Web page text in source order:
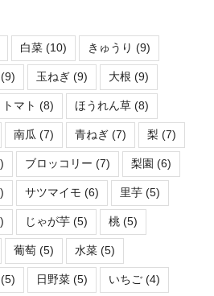
白菜 (10) きゅうり (9)
(9) 玉ねぎ (9) 大根 (9)
トマト (8) ほうれん草 (8)
南瓜 (7) 青ねぎ (7) 梨 (7)
ブロッコリー (7) 梨園 (6)
サツマイモ (6) 里芋 (5)
じゃが芋 (5) 桃 (5)
葡萄 (5) 水菜 (5)
(5) 日野菜 (5) いちご (4)